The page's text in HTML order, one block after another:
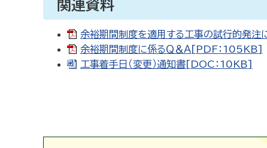
関連資料
余裕期間制度を適用する工事の試行的発
余裕期間制度に係るＱ＆Ａ[PDF：105KB]
工事着手日（変更）通知書[DOC：10KB]